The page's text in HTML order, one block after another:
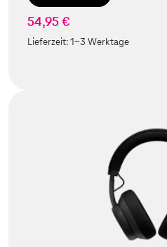
54,95 €
Lieferzeit:1-3 Werktage